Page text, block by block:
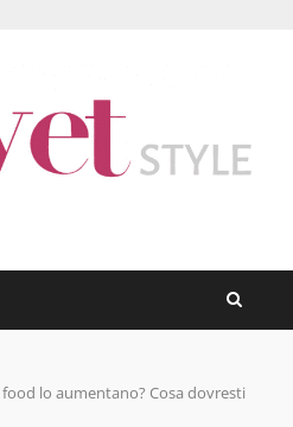
lo aumentano? Cosa dovresti